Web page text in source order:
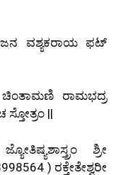
ವಶ್ಯಕರಾಯ ಫಟ್
ರಾಮಭದ್ರ
||
ಶ್ರೀ
) ರಕ್ತೇತೇಶ್ವರೀ